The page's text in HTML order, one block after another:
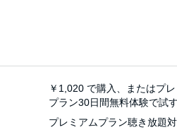
￥1,020 で購入、またはプ
プラン30日間無料体験で試す
プレミアムプラン聴き放題